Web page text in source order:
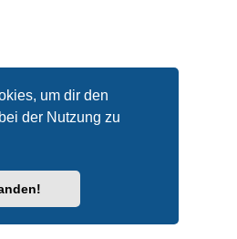
um dir den
der Nutzung zu